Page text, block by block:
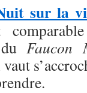
sur la
Faucon